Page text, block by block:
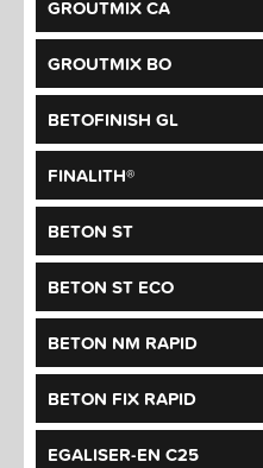
GROUTMIX CA
GROUTMIX BO
BETOFINISH GL
FINALITH®
BETON ST
BETON ST ECO
BETON NM RAPID
BETON FIX RAPID
EGALISER-EN C25